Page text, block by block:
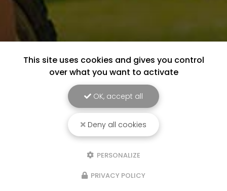
This site uses cookies and gives you control
over what you want to activate
OK, accept all
Deny all cookies
PERSONALIZE
PRIVACY POLICY